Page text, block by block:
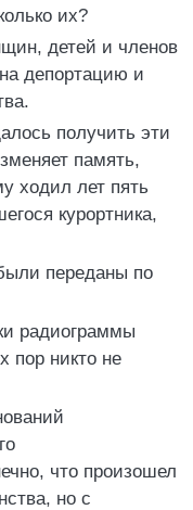
их?
детей и членов
депортацию и
получить эти
память,
ходил лет пять
курортника,
переданы по
радиограммы
пор никто не
что произошел
но с